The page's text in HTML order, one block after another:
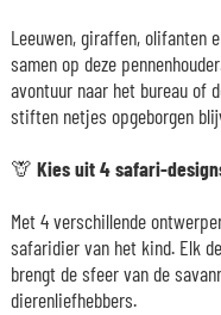
Leeuwen, giraffen, olifanten
samen op deze
avontuur naar het bureau of
stiften netjes opgeborgen
🦒 Kies uit 4 safari-
Met 4 verschillende
safaridier van het kind. Elk
brengt de sfeer van de
dierenliefhebbers.